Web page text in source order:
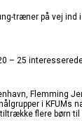
træner på vej
– 25
Flemming
i KFUMs
flere børn til